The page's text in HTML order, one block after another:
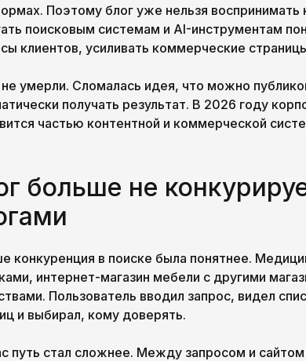
Поэтому блог уже нельзя
поисковым системам и AI-инструментам
клиентов, усиливать коммерческие
не умерли. Сломалась идея, что можно
получать результат. В 2026 году
частью контентной и коммерческой
больше не
конкуренция в поиске была понятнее.
интернет-магазин мебели с другими
Пользователь вводил запрос, видел
и выбирал, кому доверять.
путь стал сложнее. Между запросом и